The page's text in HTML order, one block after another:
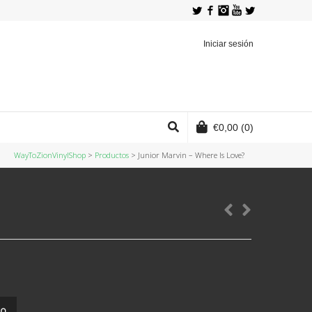
YouTube
Instagram
Facebook
Twitter
Iniciar sesión
€0,00 (0)
WayToZionVinylShop > Productos > Junior Marvin ‎– Where Is Love?